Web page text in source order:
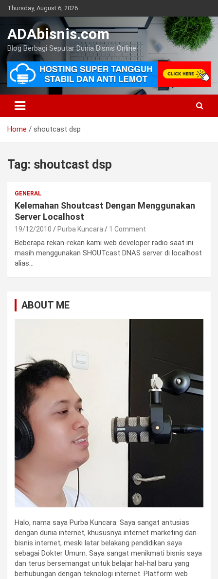
Skip
to
Thursday, August 6, 2026
ADAbisnis.com
Blog Berbagi Seputar Dunia Bisnis Online
Home shoutcast dsp
Tag: shoutcast dsp
GENERAL
Kelemahan Shoutcast Dengan Menggunakan
Server Localhost
19/12/2010 Purba Kuncara 1 Comment
Beberapa rekan-rekan kami web developer radio saat ini
masih menggunakan SHOUTcast DNAS server di localhost
alias…
ABOUT ME
Halo, nama saya Purba Kuncara. Saya sangat antusias
dengan dunia internet, khususnya internet marketing dan
bisnis internet, meski latar belakang pendidikan saya
sebagai Dokter Umum. Saya sangat menikmati bisnis saya
dan terus bersemangat untuk belajar hal-hal baru yang
berhubungan dengan teknologi internet. Platform web